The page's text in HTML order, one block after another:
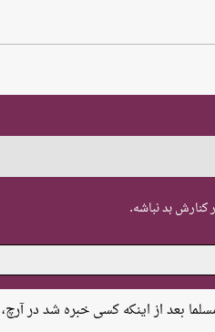
بعد از اینکه کسی خبره شد در